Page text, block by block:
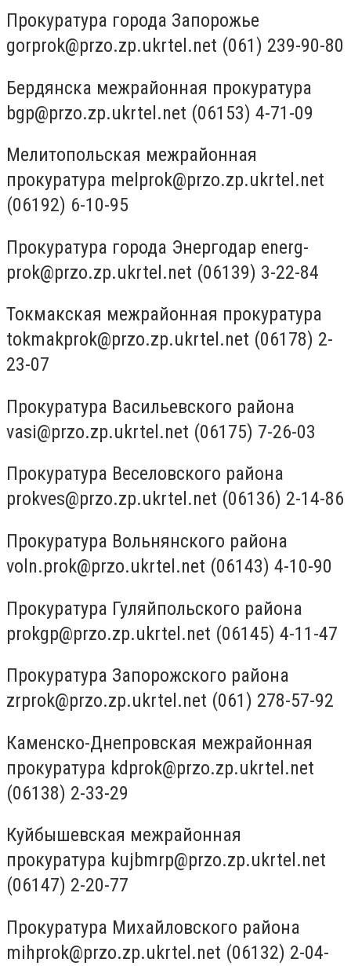
Прокуратура города Запорожье
gorprok@przo.zp.ukrtel.net (061) 239-90-80
Бердянска межрайонная прокуратура
bgp@przo.zp.ukrtel.net (06153) 4-71-09
Мелитопольская межрайонная
прокуратура melprok@przo.zp.ukrtel.net
(06192) 6-10-95
Прокуратура города Энергодар energ-
prok@przo.zp.ukrtel.net (06139) 3-22-84
Токмакская межрайонная прокуратура
tokmakprok@przo.zp.ukrtel.net (06178) 2-
23-07
Прокуратура Васильевского района
vasi@przo.zp.ukrtel.net (06175) 7-26-03
Прокуратура Веселовского района
prokves@przo.zp.ukrtel.net (06136) 2-14-86
Прокуратура Вольнянского района
voln.prok@przo.ukrtel.net (06143) 4-10-90
Прокуратура Гуляйпольского района
prokgp@przo.zp.ukrtel.net (06145) 4-11-47
Прокуратура Запорожского района
zrprok@przo.zp.ukrtel.net (061) 278-57-92
Каменско-Днепровская межрайонная
прокуратура kdprok@przo.zp.ukrtel.net
(06138) 2-33-29
Куйбышевская межрайонная
прокуратура kujbmrp@przo.zp.ukrtel.net
(06147) 2-20-77
Прокуратура Михайловского района
mihprok@przo.zp.ukrtel.net (06132) 2-04-